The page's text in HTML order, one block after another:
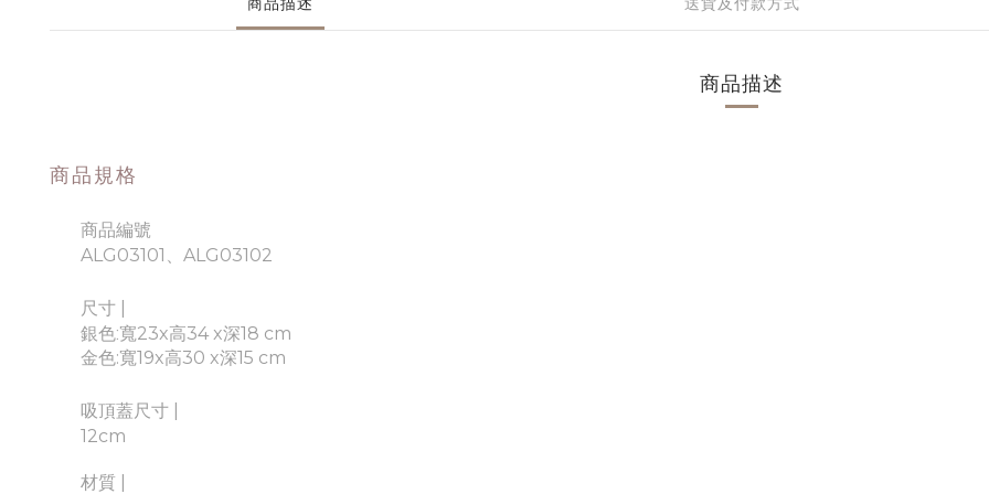
商品描述
商品規格
商品編號
ALG03101、ALG03102
尺寸 |
銀色:寬23x高34 x深18 cm
金色:寬19x高30 x深15 cm
吸頂蓋尺寸 |
12cm
材質